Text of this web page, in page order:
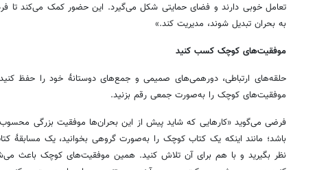
تعامل خوبی دارند و فضای حمایتی شکل می‌گیرد. این حضور کمک می‌کند تا
به بحران تبدیل شوند، مدیریت کند.»
موفقیت‌های کوچک کسب کنید
حلقه‌های ارتباطی، دورهمی‌های صمیمی و جمع‌های دوستانهٔ خود را حفظ
موفقیت‌های کوچک را به‌صورت جمعی رقم بزنید.
فرضی می‌گوید «کارهایی که شاید پیش از این بحران‌ها موفقیت بزرگی
باشد؛ مانند اینکه یک کتاب کوچک را به‌صورت گروهی بخوانید، یک مسابقهٔ
نظر بگیرید و با هم برای آن تلاش کنید. همین موفقیت‌های کوچک باعث